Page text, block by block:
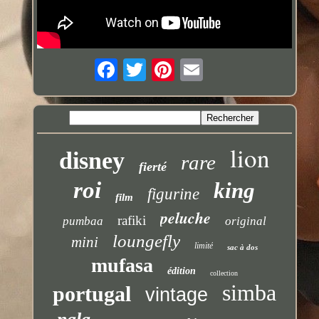
disney fierté rare lion
roi film figurine king
pumbaa rafiki peluche original
mini loungefly limité sac à dos
mufasa édition collection
portugal vintage simba